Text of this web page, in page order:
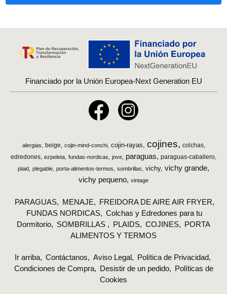
Financiado por la Unión Europea-Next Generation EU
alergias beige cojin-mind-conchi cojin-rayas cojines
colchas
edredones ezpeleta fundas-nordicas jove paraguas paraguas-caballero
plaid plegable porta-alimentos-termos sombrillas vichy vichy grande
vichy pequeno
vintage
PARAGUAS MENAJE
FREIDORA DE AIRE AIR FRYER
FUNDAS NORDICAS
Colchas y Edredones para tu
Dormitorio
SOMBRILLAS PLAIDS COJINES
PORTA
ALIMENTOS Y TERMOS
Ir arriba Contáctanos Aviso Legal
Política de Privacidad
Condiciones de Compra
Desistir de un pedido
Políticas de
Cookies